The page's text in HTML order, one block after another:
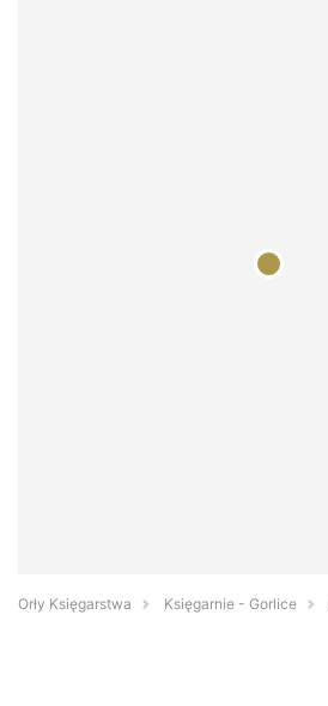
Orły Księgarstwa Księgarnie - Gorlice